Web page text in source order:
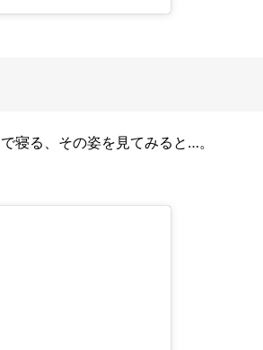
寝る、その姿を見てみると…。